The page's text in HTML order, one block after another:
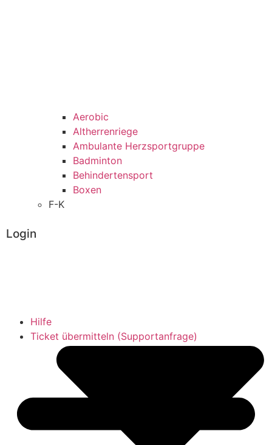
Aerobic
Altherrenriege
Ambulante Herzsportgruppe
Badminton
Behindertensport
Boxen
F-K
Login
Hilfe
Ticket übermitteln (Supportanfrage)